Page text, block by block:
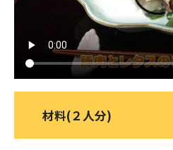
やまがた情熱市場
材料(２人分)